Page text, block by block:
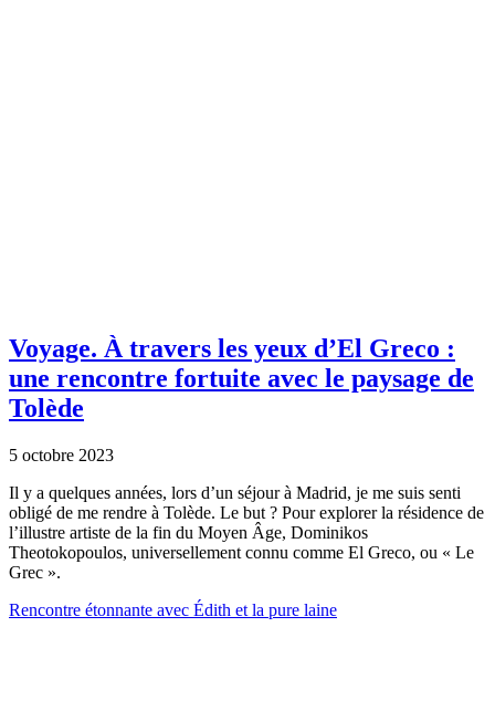
Voyage. À travers les yeux d’El Greco :
une rencontre fortuite avec le paysage de
Tolède
5 octobre 2023
Il y a quelques années, lors d’un séjour à Madrid, je me suis senti
obligé de me rendre à Tolède. Le but ? Pour explorer la résidence de
l’illustre artiste de la fin du Moyen Âge, Dominikos
Theotokopoulos, universellement connu comme El Greco, ou « Le
Grec ».
Rencontre étonnante avec Édith et la pure laine